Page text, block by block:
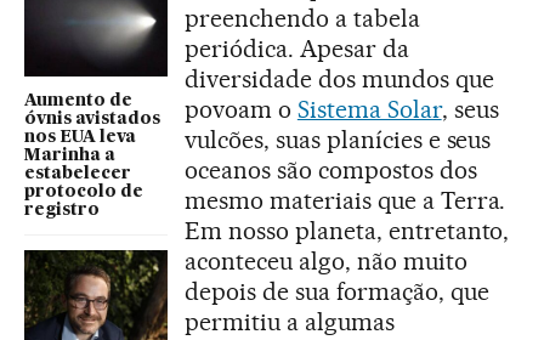
Aumento de
óvnis avistados
nos EUA leva
Marinha a
estabelecer
protocolo de
registro
preenchendo a tabela
periódica. Apesar da
diversidade dos mundos que
povoam o Sistema Solar, seus
vulcões, suas planícies e seus
oceanos são compostos dos
mesmo materiais que a Terra.
Em nosso planeta, entretanto,
aconteceu algo, não muito
depois de sua formação, que
permitiu a algumas